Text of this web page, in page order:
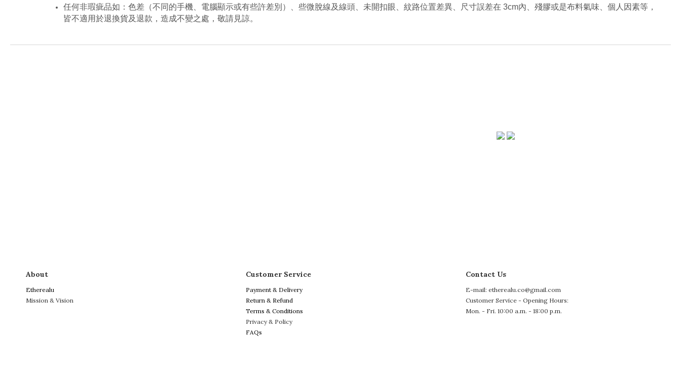
任何非瑕疵品如：色差（不同的手機、電腦顯示或有些許差別）、些微脫線及線頭、未開扣眼、紋路位置差異、尺寸誤差在 3cm內、殘膠或是布料氣味、個人因素等，
皆不適用於退換貨及退款，造成不變之處，敬請見諒。
About
Etherealu
Mission & Vision
Customer Service
Payment & Delivery
Return & Refund
Terms & Conditions
Privacy & Policy
FAQs
Contact Us
E-mail: etherealu.co@gmail.com
Customer Service - Opening Hours:
Mon. - Fri. 10:00 a.m. - 18:00 p.m.